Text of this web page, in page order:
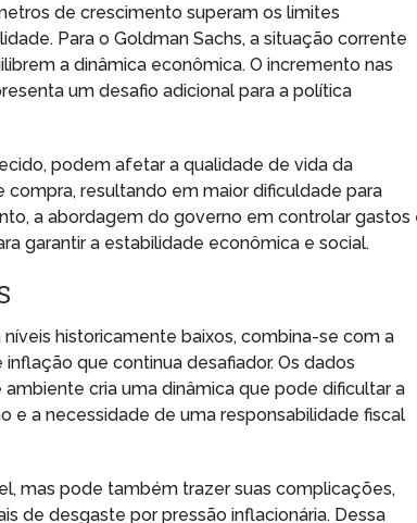
de crescimento superam os limites
Para o Goldman Sachs, a situação corrente
a dinâmica econômica. O incremento nas
um desafio adicional para a política
podem afetar a qualidade de vida da
resultando em maior dificuldade para
a abordagem do governo em controlar gastos
garantir a estabilidade econômica e social.
historicamente baixos, combina-se com a
que continua desafiador. Os dados
cria uma dinâmica que pode dificultar a
a necessidade de uma responsabilidade fiscal
mas pode também trazer suas complicações,
de desgaste por pressão inflacionária. Dessa